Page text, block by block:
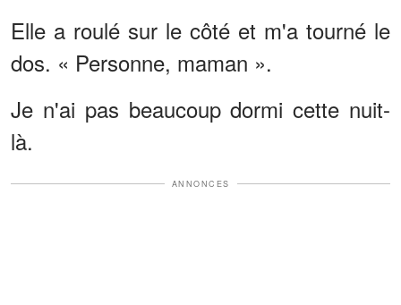
Elle a roulé sur le côté et m'a tourné le
dos. « Personne, maman ».
Je n'ai pas beaucoup dormi cette nuit-
là.
ANNONCES